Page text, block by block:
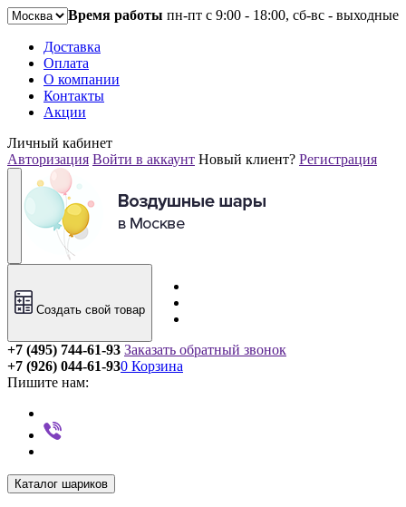
Время работы пн-пт с 9:00 - 18:00, сб-вс - выходные
Доставка
Оплата
О компании
Контакты
Акции
Личный кабинет
Авторизация Войти в аккаунт Новый клиент? Регистрация
Создать свой товар
+7 (495) 744-61-93 Заказать обратный звонок
+7 (926) 044-61-93
Пишите нам:
0 Корзина
Каталог шариков